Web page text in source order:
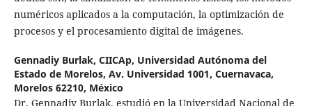
numéricos aplicados a la computación, la optimización de
procesos y el procesamiento digital de imágenes.
Gennadiy Burlak, CIICAp, Universidad Autónoma del
Estado de Morelos, Av. Universidad 1001, Cuernavaca,
Morelos 62210, México
Dr. Gennadiy Burlak, estudió en la Universidad Nacional de